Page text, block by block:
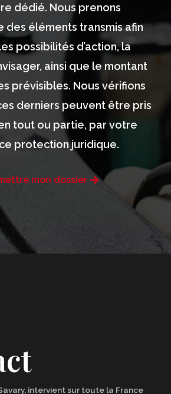
dédié. Nous prenons
des éléments transmis afin
possibilités d’action, la
ainsi que le montant
prévisibles. Nous vérifions
derniers peuvent être pris
tout ou partie, par votre
protection juridique.
mon dossier
intervient sur toute la France